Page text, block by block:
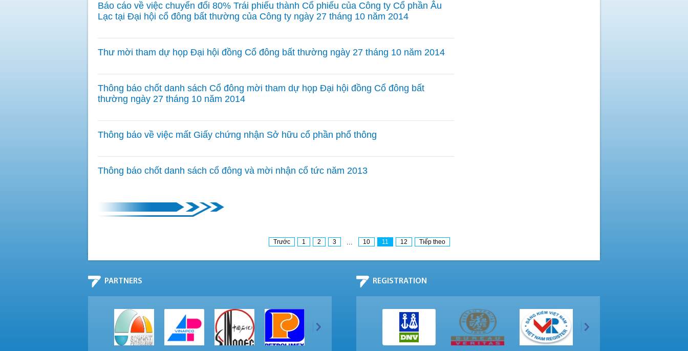
Báo cáo về việc chuyển đổi 80% Trái phiếu thành Cổ phiếu của Công ty Cổ phần Âu
Lạc tại Đại hội cổ đông bất thường của Công ty ngày 27 tháng 10 năm 2014
Thư mời tham dự họp Đại hội đồng Cổ đông bất thường ngày 27 tháng 10 năm 2014
Thông báo chốt danh sách Cổ đông mời tham dự họp Đại hội đồng Cổ đông bất
thường ngày 27 tháng 10 năm 2014
Thông báo về việc mất Giấy chứng nhận Sở hữu cổ phần phổ thông
Thông báo chốt danh sách cổ đông và mời nhận cổ tức năm 2013
Trước 1 2 3 ... 10 11 12 Tiếp theo
PARTNERS REGISTRATION